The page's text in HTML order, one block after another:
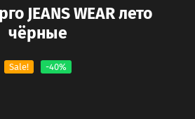
JEANS WEAR лето
чёрные
Sale! -40%